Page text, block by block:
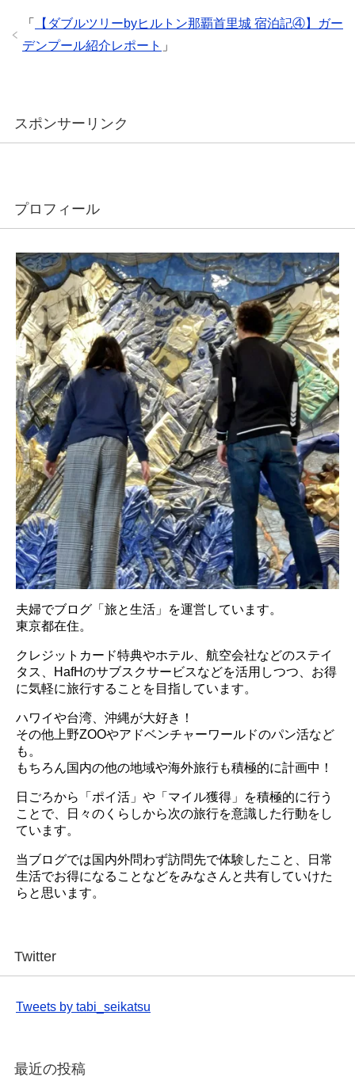
「
【ダブルツリーbyヒルトン那覇首里城 宿泊記④】ガー
デンプール紹介レポート 」
スポンサーリンク
プロフィール
夫婦でブログ「旅と生活」を運営しています。
東京都在住。
クレジットカード特典やホテル、航空会社などのステイ
タス、HafHのサブスクサービスなどを活用しつつ、お得
に気軽に旅行することを目指しています。
ハワイや台湾、沖縄が大好き！
その他上野ZOOやアドベンチャーワールドのパン活など
も。
もちろん国内の他の地域や海外旅行も積極的に計画中！
日ごろから「ポイ活」や「マイル獲得」を積極的に行う
ことで、日々のくらしから次の旅行を意識した行動をし
ています。
当ブログでは国内外問わず訪問先で体験したこと、日常
生活でお得になることなどをみなさんと共有していけた
らと思います。
Twitter
Tweets by tabi_seikatsu
最近の投稿